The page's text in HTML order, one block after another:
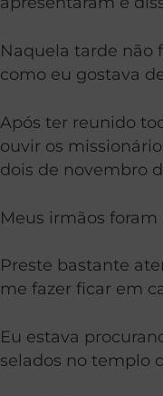
Naquela tarde não
como eu gostava
Após ter reunido
ouvir os
dois de novembro
Meus irmãos
Preste bastante
me fazer ficar em
Eu estava
selados no templo